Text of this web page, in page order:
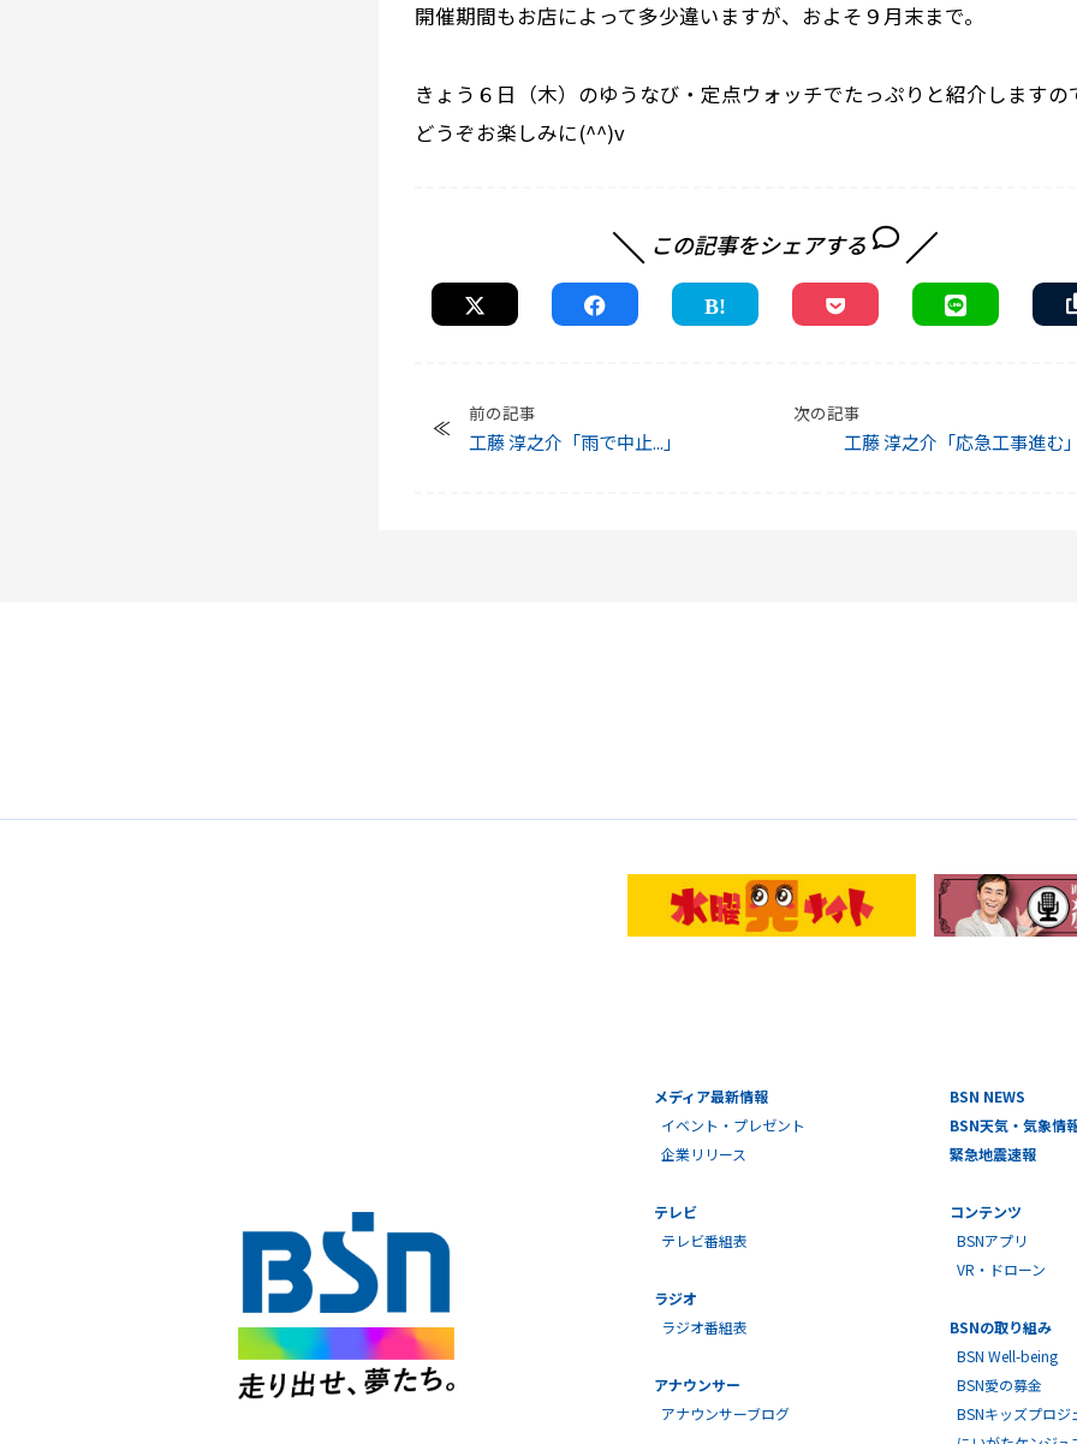
開催期間もお店によって多少違いますが、およそ９月末まで。
きょう６日（木）のゆうなび・定点ウォッチでたっぷりと紹介しますの
どうぞお楽しみに(^^)v
この記事をシェアする
前の記事
工藤 淳之介「雨で中止...」
次の記事
工藤 淳之介「応急工事進む
メディア最新情報
イベント・プレゼント
企業リリース
テレビ
テレビ番組表
ラジオ
ラジオ番組表
アナウンサー
アナウンサーブログ
BSN NEWS
BSN天気・気象情
緊急地震速報
コンテンツ
BSNアプリ
VR・ドローン
BSNの取り組み
BSN Well-being
BSN愛の募金
BSNキッズプロジ